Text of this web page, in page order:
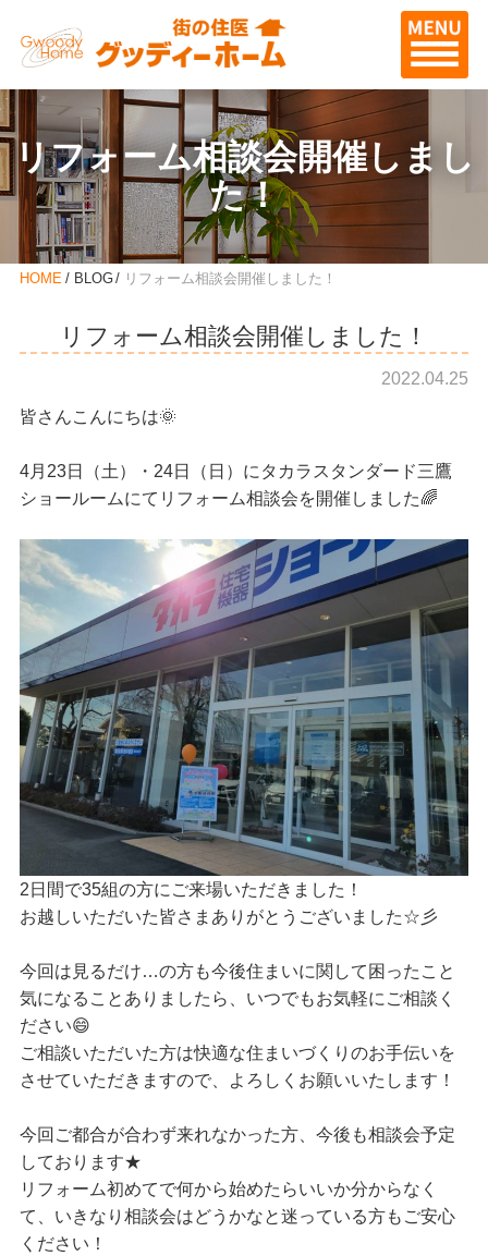
リフォーム相談会開催しまし
た！
HOME BLOG リフォーム相談会開催しました！
リフォーム相談会開催しました！
2022.04.25
皆さんこんにちは🌞
4月23日（土）・24日（日）にタカラスタンダード三鷹
ショールームにてリフォーム相談会を開催しました🌈
2日間で35組の方にご来場いただきました！
お越しいただいた皆さまありがとうございました☆彡
今回は見るだけ…の方も今後住まいに関して困ったこと
気になることありましたら、いつでもお気軽にご相談く
ださい😄
ご相談いただいた方は快適な住まいづくりのお手伝いを
させていただきますので、よろしくお願いいたします！
今回ご都合が合わず来れなかった方、今後も相談会予定
しております★
リフォーム初めてで何から始めたらいいか分からなく
て、いきなり相談会はどうかなと迷っている方もご安心
ください！